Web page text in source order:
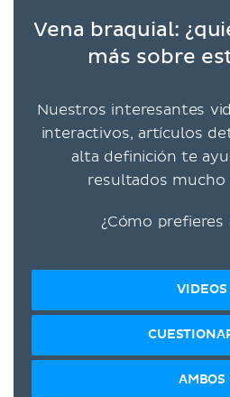
Vena braquial:
más sobre
Nuestros interesantes
interactivos, artículos
alta definición te
resultados mucho
¿Cómo prefieres
VIDEOS
AMBOS